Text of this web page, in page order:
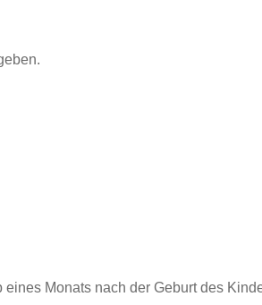
Monats nach der Geburt des